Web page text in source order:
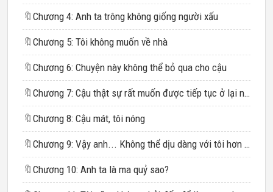
🔖 Chương 4: Anh ta trông không giống người xấu
🔖 Chương 5: Tôi không muốn về nhà
🔖 Chương 6: Chuyện này không thể bỏ qua cho cậu
🔖 Chương 7: Cậu thật sự rất muốn được tiếp tục ở lại nơi này
🔖 Chương 8: Cậu mát, tôi nóng
🔖 Chương 9: Vậy anh... Không thể dịu dàng với tôi hơn một chút sao?
🔖 Chương 10: Anh ta là ma quỷ sao?